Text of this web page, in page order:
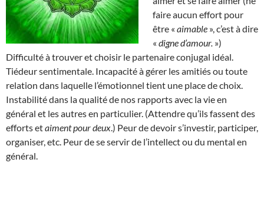
faire aucun effort pour
être « aimable », c’est à dire
« digne d’amour. »)
Difficulté à trouver et choisir le partenaire conjugal idéal.
Tiédeur sentimentale. Incapacité à gérer les amitiés ou toute
relation dans laquelle l’émotionnel tient une place de choix.
Instabilité dans la qualité de nos rapports avec la vie en
général et les autres en particulier. (Attendre qu’ils fassent des
efforts etaiment pour deux.) Peur de devoir s’investir, participer,
organiser, etc. Peur de se servir de l’intellect ou du mental en
général.